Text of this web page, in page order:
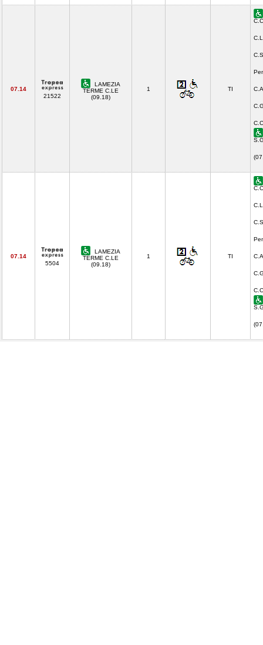
07.14
21522
LAMEZIA
TERME C.LE
(09.18)
1 TI
07.14
5504
LAMEZIA
TERME C.LE
(09.18)
1 TI